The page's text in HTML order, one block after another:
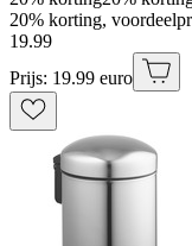
20% korting,
19.99
Prijs: 19.99 euro